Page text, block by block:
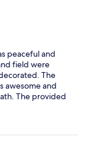
peaceful and
field were
The
awesome and
The provided
eggs were bad
in the fridge. I